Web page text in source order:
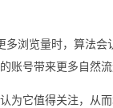
浏览量时，算法会
号带来更多自然流
为它值得关注，从